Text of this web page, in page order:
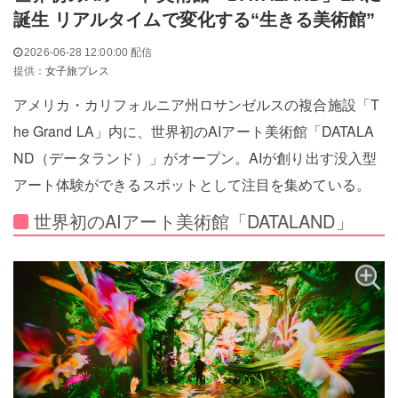
誕生 リアルタイムで変化する“生きる美術館”
2026-06-28 12:00:00 配信
提供：女子旅プレス
アメリカ・カリフォルニア州ロサンゼルスの複合施設「T
he Grand LA」内に、世界初のAIアート美術館「DATALA
ND（データランド）」がオープン。AIが創り出す没入型
アート体験ができるスポットとして注目を集めている。
世界初のAIアート美術館「DATALAND」